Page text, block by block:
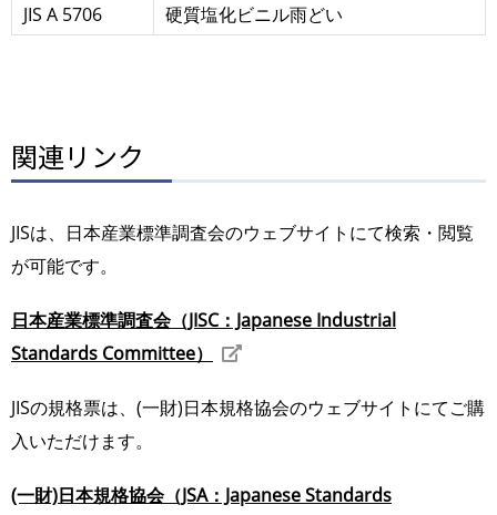
JIS A 5706
硬質塩化ビニル雨どい
関連リンク
JISは、日本産業標準調査会のウェブサイトにて検索・閲覧
が可能です。
日本産業標準調査会（JISC：Japanese Industrial
Standards Committee）
JISの規格票は、(一財)日本規格協会のウェブサイトにてご購
入いただけます。
(一財)日本規格協会（JSA：Japanese Standards